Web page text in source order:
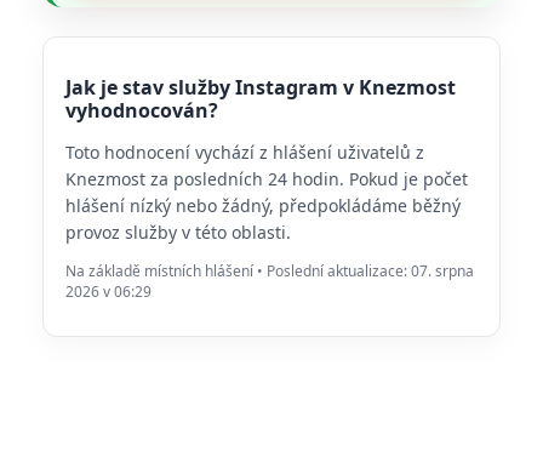
Jak je stav služby Instagram v Knezmost
vyhodnocován?
Toto hodnocení vychází z hlášení uživatelů z
Knezmost za posledních 24 hodin. Pokud je počet
hlášení nízký nebo žádný, předpokládáme běžný
provoz služby v této oblasti.
Na základě místních hlášení • Poslední aktualizace: 07. srpna
2026 v 06:29